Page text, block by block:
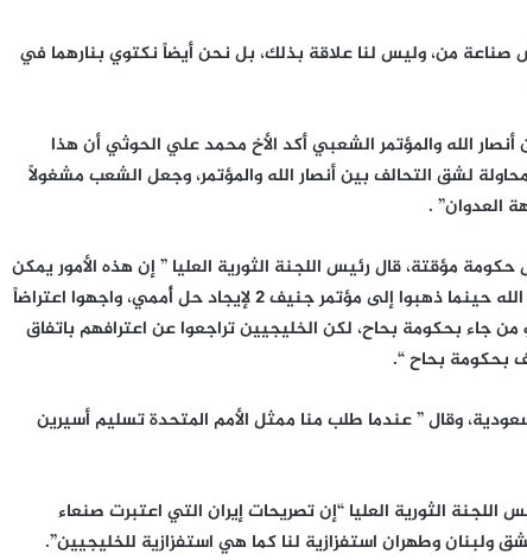
صناعة من، وليس لنا علاقة بذلك، بل نحن أيضاً نكتوي بنارهما في
الله والمؤتمر الشعبي أكد الأخ محمد علي الحوثي أن هذا
لشق التحالف بين أنصار الله والمؤتمر، وجعل الشعب مشغولاً
العدوان” .
مؤقتة، قال رئيس اللجنة الثورية العليا ” إن هذه الأمور يمكن
أن تطرح، فإخواننا في المؤتمر وأنصار الله حينما ذهبوا إلى مؤتمر جنيف 2 لإيجاد حل أُممي، واجهوا اعتراضاً
جاء بحكومة بحاح، لكن الخليجيين تراجعوا عن اعترافهم باتفاق
بحكومة بحاح “.
وقال ” عندما طلب منا ممثل الأمم المتحدة تسليم أسيرين
اللجنة الثورية العليا “إن تصريحات إيران التي اعتبرت صنعاء
ولبنان وطهران استفزازية لنا كما هي استفزازية للخليجيين”.